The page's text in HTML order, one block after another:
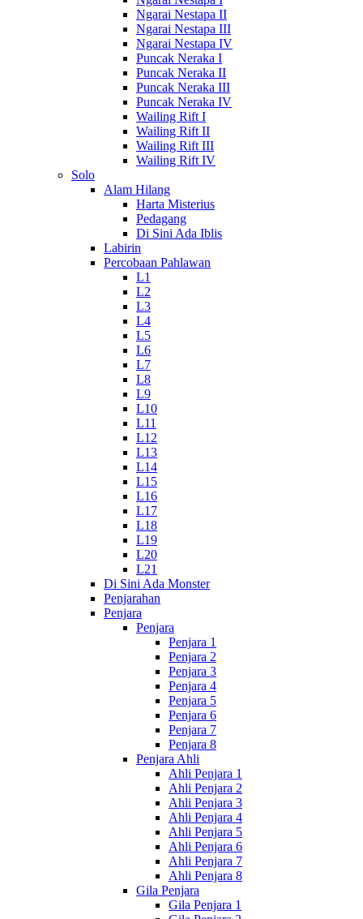
Ngarai Nestapa II
Ngarai Nestapa III
Ngarai Nestapa IV
Puncak Neraka I
Puncak Neraka II
Puncak Neraka III
Puncak Neraka IV
Wailing Rift I
Wailing Rift II
Wailing Rift III
Wailing Rift IV
Solo
Alam Hilang
Harta Misterius
Pedagang
Di Sini Ada Iblis
Labirin
Percobaan Pahlawan
L1
L2
L3
L4
L5
L6
L7
L8
L9
L10
L11
L12
L13
L14
L15
L16
L17
L18
L19
L20
L21
Di Sini Ada Monster
Penjarahan
Penjara
Penjara
Penjara 1
Penjara 2
Penjara 3
Penjara 4
Penjara 5
Penjara 6
Penjara 7
Penjara 8
Penjara Ahli
Ahli Penjara 1
Ahli Penjara 2
Ahli Penjara 3
Ahli Penjara 4
Ahli Penjara 5
Ahli Penjara 6
Ahli Penjara 7
Ahli Penjara 8
Gila Penjara
Gila Penjara 1